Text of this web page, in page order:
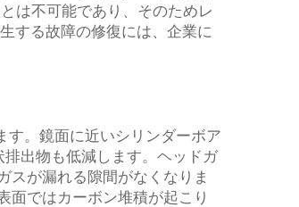
は不可能であり、そのためレ
する故障の修復には、企業に
。鏡面に近いシリンダーボア
出物も低減します。ヘッドガ
スが漏れる隙間がなくなりま
面ではカーボン堆積が起こり